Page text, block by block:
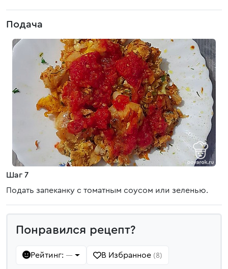
Подача
Шаг 7
Подать запеканку с томатным соусом или зеленью.
Понравился рецепт?
Рейтинг: — В Избранное (8)